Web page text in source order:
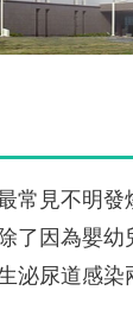
常見不明
因為嬰幼
泌尿道感